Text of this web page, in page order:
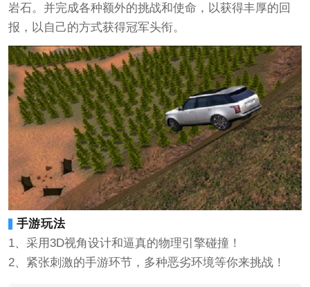
岩石。并完成各种额外的挑战和使命，以获得丰厚的回
报，以自己的方式获得冠军头衔。
手游玩法
1、采用3D视角设计和逼真的物理引擎碰撞！
2、紧张刺激的手游环节，多种恶劣环境等你来挑战！